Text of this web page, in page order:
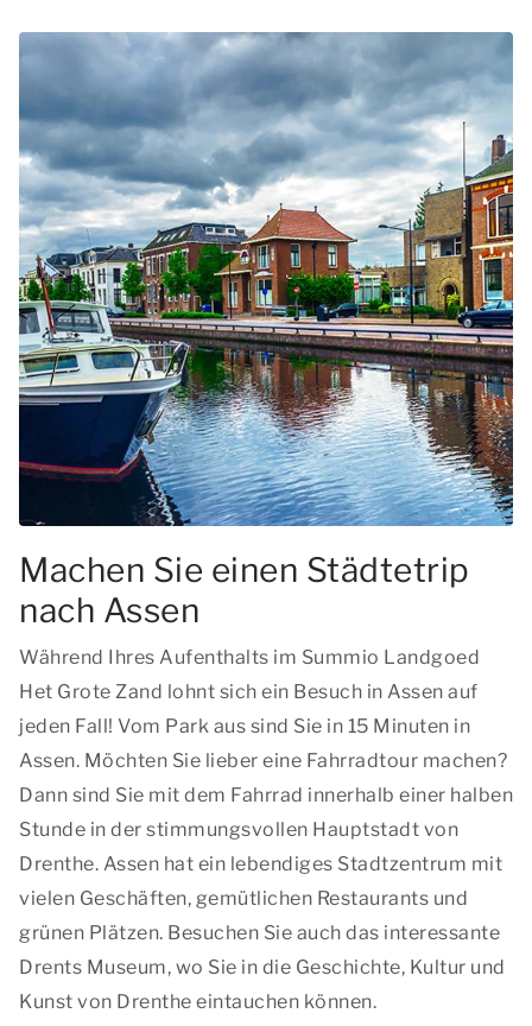
Machen Sie einen Städtetrip
nach Assen
Während Ihres Aufenthalts im Summio Landgoed
Het Grote Zand lohnt sich ein Besuch in Assen auf
jeden Fall! Vom Park aus sind Sie in 15 Minuten in
Assen. Möchten Sie lieber eine Fahrradtour machen?
Dann sind Sie mit dem Fahrrad innerhalb einer halben
Stunde in der stimmungsvollen Hauptstadt von
Drenthe. Assen hat ein lebendiges Stadtzentrum mit
vielen Geschäften, gemütlichen Restaurants und
grünen Plätzen. Besuchen Sie auch das interessante
Drents Museum, wo Sie in die Geschichte, Kultur und
Kunst von Drenthe eintauchen können.